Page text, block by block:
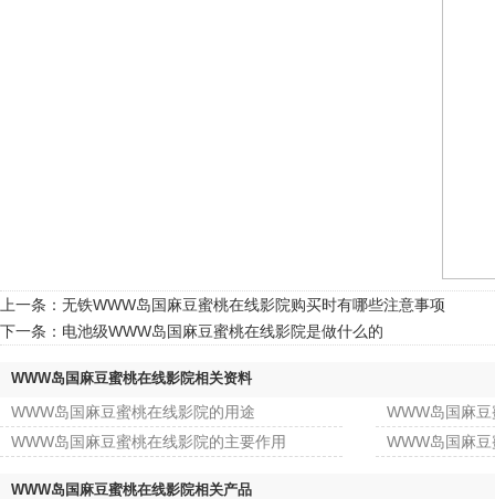
上一条： 无铁WWW岛国麻豆蜜桃在线影院购买时有哪些注意事项
下一条： 电池级WWW岛国麻豆蜜桃在线影院是做什么的
WWW岛国麻豆蜜桃在线影院相关资料
WWW岛国麻豆蜜桃在线影院的用途
WWW岛国麻
WWW岛国麻豆蜜桃在线影院的主要作用
WWW岛国麻
WWW岛国麻豆蜜桃在线影院相关产品